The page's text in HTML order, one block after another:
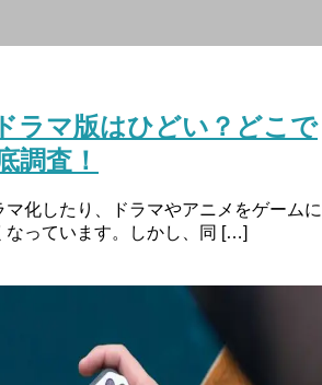
ラマ版はひどい？どこで
調査！
化したり、ドラマやアニメをゲームに
なっています。しかし、同 […]